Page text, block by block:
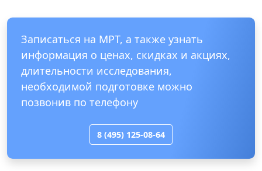
Служба записи
МРТ и КТ в Москве